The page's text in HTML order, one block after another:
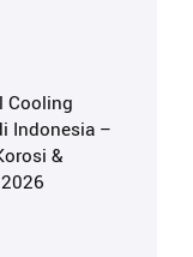
Cooling
Indonesia –
&